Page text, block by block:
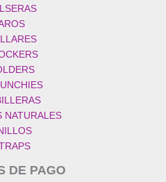
NATURALES
DE PAGO